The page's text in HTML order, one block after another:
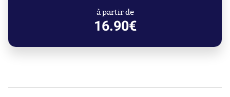
à partir de
16.90€